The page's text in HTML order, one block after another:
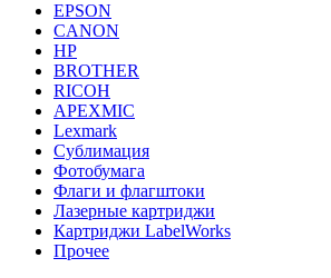
EPSON
CANON
HP
BROTHER
RICOH
APEXMIC
Lexmark
Сублимация
Фотобумага
Флаги и флагштоки
Лазерные картриджи
Картриджи LabelWorks
Прочее